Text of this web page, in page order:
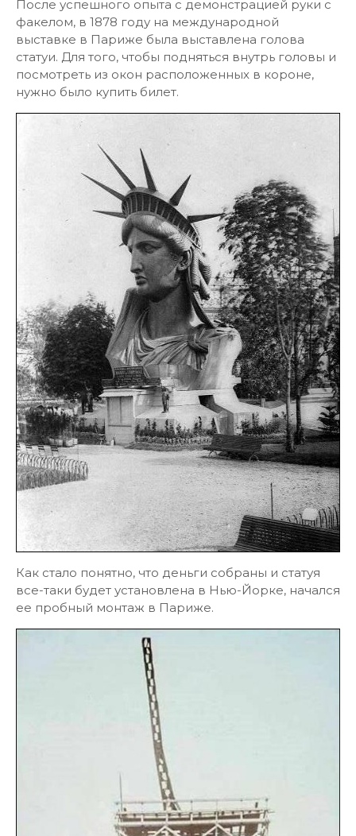
После успешного опыта с демонстрацией руки с
факелом, в 1878 году на международной
выставке в Париже была выставлена голова
статуи. Для того, чтобы подняться внутрь головы и
посмотреть из окон расположенных в короне,
нужно было купить билет.
Как стало понятно, что деньги собраны и статуя
все-таки будет установлена в Нью-Йорке, начался
ее пробный монтаж в Париже.